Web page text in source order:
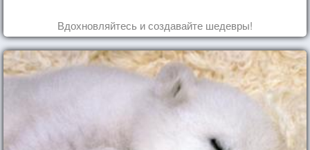
Вдохновляйтесь и создавайте шедевры!